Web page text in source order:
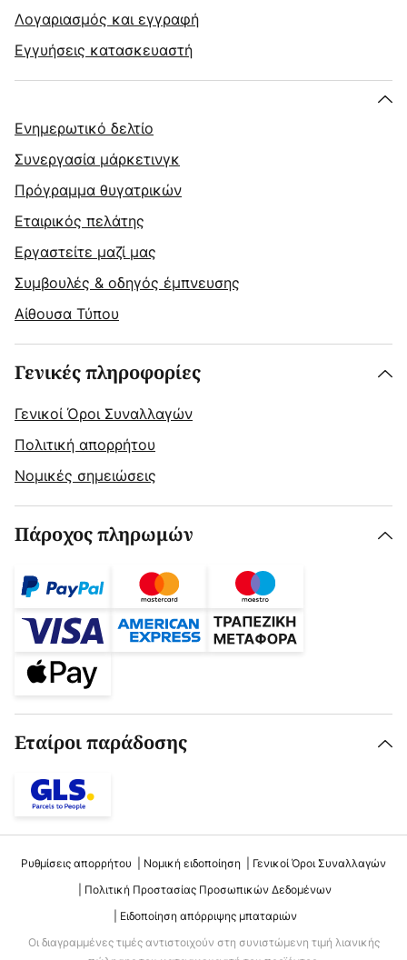
Λογαριασμός και εγγραφή
Εγγυήσεις κατασκευαστή
Ενημερωτικό δελτίο
Συνεργασία μάρκετινγκ
Πρόγραμμα θυγατρικών
Εταιρικός πελάτης
Εργαστείτε μαζί μας
Συμβουλές & οδηγός έμπνευσης
Αίθουσα Τύπου
Γενικές πληροφορίες
Γενικοί Όροι Συναλλαγών
Πολιτική απορρήτου
Νομικές σημειώσεις
Πάροχος πληρωμών
Εταίροι παράδοσης
Ρυθμίσεις απορρήτου Νομική ειδοποίηση
Γενικοί Όροι Συναλλαγών
Πολιτική Προστασίας Προσωπικών Δεδομένων
Ειδοποίηση απόρριψης μπαταριών
Οι διαγραμμένες τιμές αντιστοιχούν στη συνιστώμενη τιμή λιανικής